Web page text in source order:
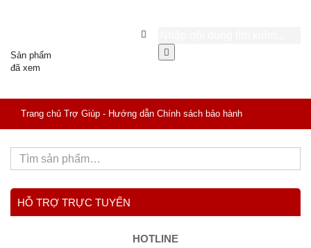
Sản phẩm
đã xem
Trang chủ Trợ Giúp - Hướng dẫn Chính sách bảo hành
HỖ TRỢ TRỰC TUYẾN
HOTLINE